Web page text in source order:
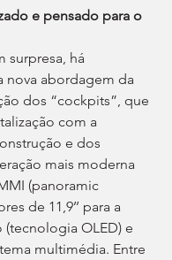
e pensado para o
surpresa, há
nova abordagem da
dos “cockpits”, que
com a
e dos
mais moderna
(panoramic
de 11,9’’ para a
(tecnologia OLED) e
multimédia. Entre